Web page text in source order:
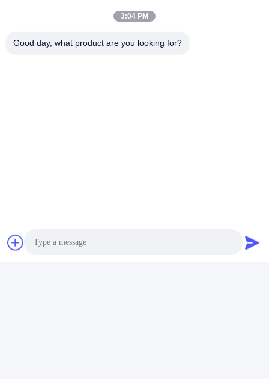
4448399 Öldichtungs-Reparatur-Set
3:04 PM
Good day, what product are you looking for?